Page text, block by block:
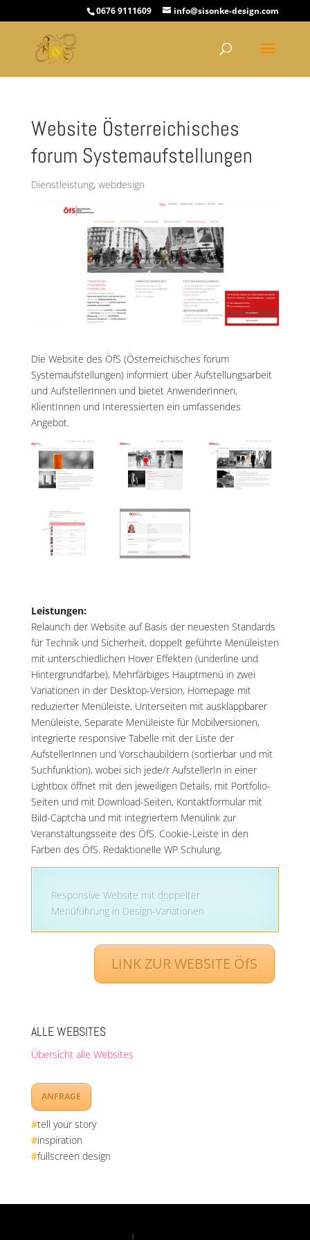
0676 9111609 info@sisonke-design.com
Website Österreichisches
forum Systemaufstellungen
Dienstleistung, webdesign
Die Website des ÖfS (Österreichisches forum
Systemaufstellungen) informiert über Aufstellungsarbeit
und AufstellerInnen und bietet AnwenderInnen,
KlientInnen und Interessierten ein umfassendes
Angebot.
Leistungen:
Relaunch der Website auf Basis der neuesten Standards
für Technik und Sicherheit, doppelt geführte Menüleisten
mit unterschiedlichen Hover Effekten (underline und
Hintergrundfarbe), Mehrfärbiges Hauptmenü in zwei
Variationen in der Desktop-Version, Homepage mit
reduzierter Menüleiste, Unterseiten mit ausklappbarer
Menüleiste, Separate Menüleiste für Mobilversionen,
integrierte responsive Tabelle mit der Liste der
AufstellerInnen und Vorschaubildern (sortierbar und mit
Suchfunktion), wobei sich jede/r AufstellerIn in einer
Lightbox öffnet mit den jeweiligen Details, mit Portfolio-
Seiten und mit Download-Seiten, Kontaktformular mit
Bild-Captcha und mit integriertem Menülink zur
Veranstaltungsseite des ÖfS. Cookie-Leiste in den
Farben des ÖfS. Redaktionelle WP Schulung.
Responsive Website mit doppelter
Menüführung in Design-Variationen
LINK ZUR WEBSITE ÖfS
ALLE WEBSITES
Übersicht alle Websites
ANFRAGE
#tell your story
#inspiration
#fullscreen design